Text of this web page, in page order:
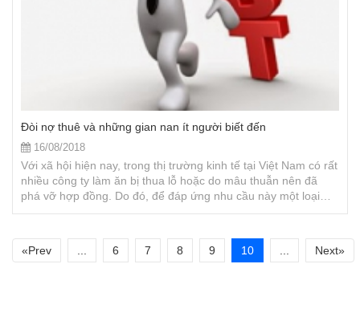
Đòi nợ thuê và những gian nan ít người biết đến
16/08/2018
Với xã hội hiện nay, trong thị trường kinh tế tại Việt Nam có rất
nhiều công ty làm ăn bị thua lỗ hoặc do mâu thuẫn nên đã
phá vỡ hợp đồng. Do đó, để đáp ứng nhu cầu này một loại
ngành nghề mới đã ra đời và hiện nay dịch vụ đòi nợ thuê đã
«Prev
6 7 8 9 10 Next»